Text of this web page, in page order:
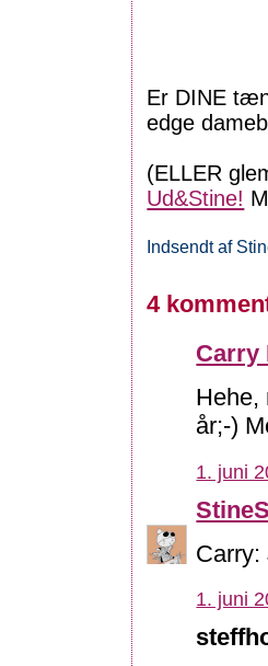
Er DINE
edge
(ELLER
Ud&Stine!
Indsendt af
4
Carry
Hehe,
år;-)
1. juni
Carry:
1. juni